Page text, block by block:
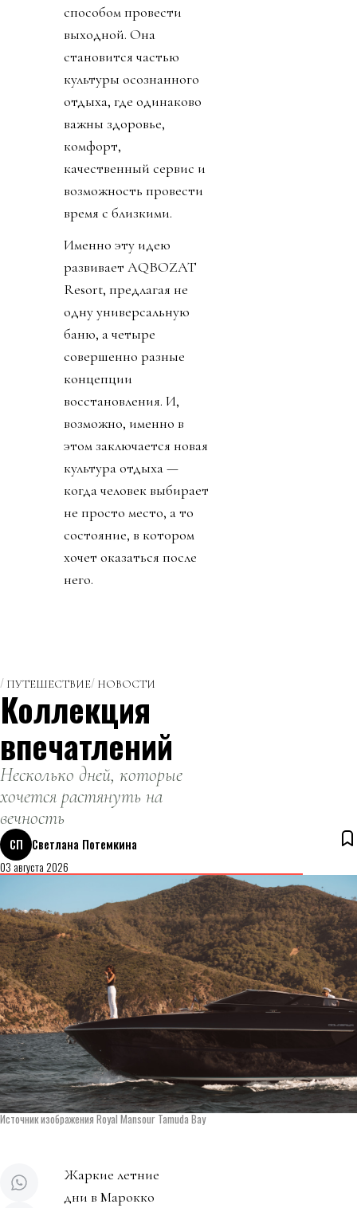
способом провести
выходной. Она
становится частью
культуры осознанного
отдыха, где одинаково
важны здоровье,
комфорт,
качественный сервис и
возможность провести
время с близкими.
Именно эту идею
развивает AQBOZAT
Resort, предлагая не
одну универсальную
баню, а четыре
совершенно разные
концепции
восстановления. И,
возможно, именно в
этом заключается новая
культура отдыха —
когда человек выбирает
не просто место, а то
состояние, в котором
хочет оказаться после
него.
ПУТЕШЕСТВИЕ НОВОСТИ
Коллекция
впечатлений
Несколько дней, которые
хочется растянуть на
вечность
СП
Светлана Потемкина
03 августа 2026
Источник изображения Royal Mansour Tamuda Bay
Жаркие летние
дни в Марокко